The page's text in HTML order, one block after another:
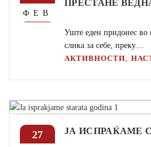
ФЕВ
Уште еден придонес во
слика за себе, преку…
АКТИВНОСТИ ,
27 ЈА ИСПРАЌАМЕ